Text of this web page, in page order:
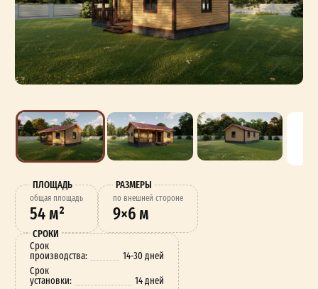
ПЛОЩАДЬ
oбщая площадь
54 м²
РАЗМЕРЫ
по внешней стороне
9×6 м
СРОКИ
Срок
производства:
14-30 дней
Срок
установки: 14 дней